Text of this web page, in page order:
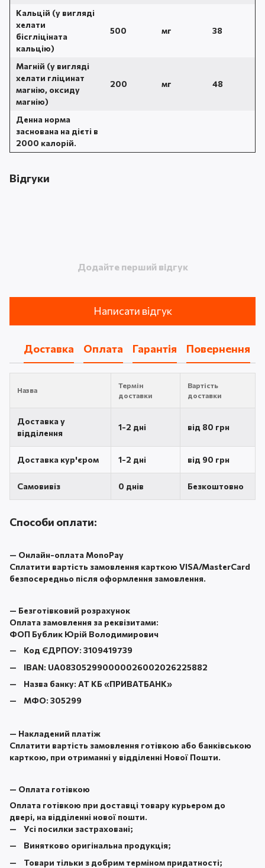
Кальцій (у вигляді
хелати
бісгліціната
кальцію)
500 мг 38
Магній (у вигляді
хелати гліцинат
магнію, оксиду
магнію)
200 мг 48
Денна норма
заснована на дієті в
2000 калорій.
Відгуки
Додайте перший відгук
Написати відгук
Доставка Оплата Гарантія Повернення
Назва
Термін
доставки
Вартість
доставки
Доставка у
відділення
1-2 дні від 80 грн
Доставка кур'єром 1-2 дні від 90 грн
Самовивіз 0 днів Безкоштовно
Способи оплати:
— Онлайн-оплата MonoPay
Сплатити вартість замовлення карткою VISA/MasterCard
безпосередньо після оформлення замовлення.
— Безготівковий розрахунок
Оплата замовлення за реквізитами:
ФОП Бублик Юрій Володимирович
Код ЄДРПОУ: 3109419739
IBAN: UA083052990000026002026225882
Назва банку: АТ КБ «ПРИВАТБАНК»
МФО: 305299
— Накладений платіж
Сплатити вартість замовлення готівкою або банківською
карткою, при отриманні у відділенні Нової Пошти.
— Оплата готівкою
Оплата готівкою при доставці товару курьером до
двері, на відділенні нової пошти.
Усі посилки застраховані;
Винятково оригінальна продукція;
Товари тільки з добрим терміном придатності;